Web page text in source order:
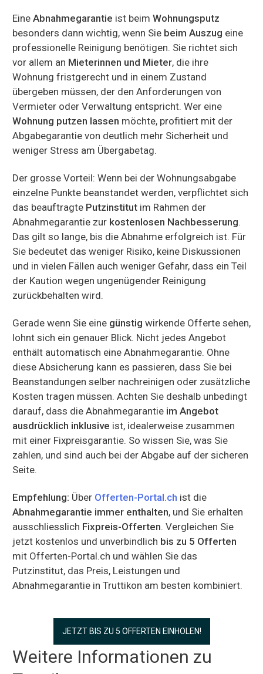
Eine Abnahmegarantie ist beim Wohnungsputz
besonders dann wichtig, wenn Sie beim Auszug eine
professionelle Reinigung benötigen. Sie richtet sich
vor allem an Mieterinnen und Mieter, die ihre
Wohnung fristgerecht und in einem Zustand
übergeben müssen, der den Anforderungen von
Vermieter oder Verwaltung entspricht. Wer eine
Wohnung putzen lassen möchte, profitiert mit der
Abgabegarantie von deutlich mehr Sicherheit und
weniger Stress am Übergabetag.
Der grosse Vorteil: Wenn bei der Wohnungsabgabe
einzelne Punkte beanstandet werden, verpflichtet sich
das beauftragte Putzinstitut im Rahmen der
Abnahmegarantie zur kostenlosen Nachbesserung.
Das gilt so lange, bis die Abnahme erfolgreich ist. Für
Sie bedeutet das weniger Risiko, keine Diskussionen
und in vielen Fällen auch weniger Gefahr, dass ein Teil
der Kaution wegen ungenügender Reinigung
zurückbehalten wird.
Gerade wenn Sie eine günstig wirkende Offerte sehen,
lohnt sich ein genauer Blick. Nicht jedes Angebot
enthält automatisch eine Abnahmegarantie. Ohne
diese Absicherung kann es passieren, dass Sie bei
Beanstandungen selber nachreinigen oder zusätzliche
Kosten tragen müssen. Achten Sie deshalb unbedingt
darauf, dass die Abnahmegarantie im Angebot
ausdrücklich inklusive ist, idealerweise zusammen
mit einer Fixpreisgarantie. So wissen Sie, was Sie
zahlen, und sind auch bei der Abgabe auf der sicheren
Seite.
Empfehlung: Über Offerten-Portal.ch ist die
Abnahmegarantie immer enthalten, und Sie erhalten
ausschliesslich Fixpreis-Offerten. Vergleichen Sie
jetzt kostenlos und unverbindlich bis zu 5 Offerten
mit Offerten-Portal.ch und wählen Sie das
Putzinstitut, das Preis, Leistungen und
Abnahmegarantie in Truttikon am besten kombiniert.
JETZT BIS ZU 5 OFFERTEN EINHOLEN!
Weitere Informationen zu